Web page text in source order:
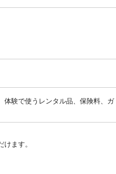
体験で使うレンタル品、保険料、ガ
ます。